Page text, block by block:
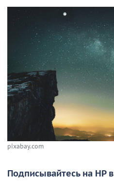
pixabay.com
Подписывайтесь на НР в